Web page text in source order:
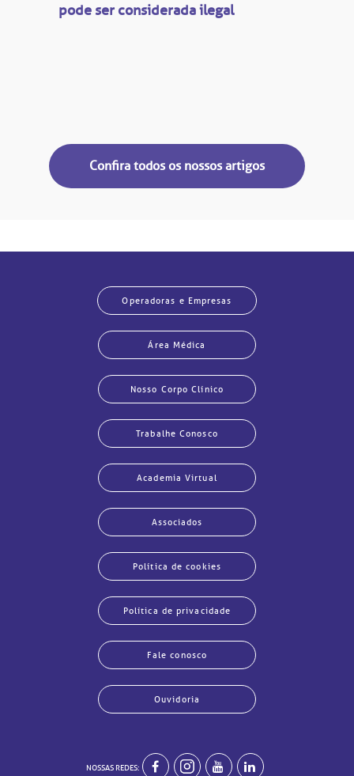
pode ser considerada ilegal
Confira todos os nossos artigos
Operadoras e Empresas
Área Médica
Nosso Corpo Clínico
Trabalhe Conosco
Academia Virtual
Associados
Política de cookies
Política de privacidade
Fale conosco
Ouvidoria
NOSSAS REDES: